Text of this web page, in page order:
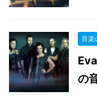
音楽
の